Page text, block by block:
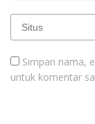
Simpan nama,
untuk komentar